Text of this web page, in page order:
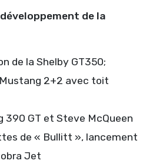
de la
de la Shelby GT350;
2+2 avec toit
390 GT et Steve McQueen
de « Bullitt », lancement
Jet